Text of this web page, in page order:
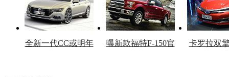
全新一代CC或明年
曝新款福特F-150官
卡罗拉双